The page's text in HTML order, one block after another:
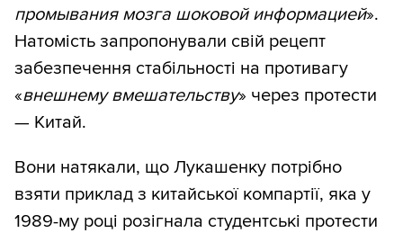
промывания мозга шоковой информацией».
Натомість запропонували свій рецепт
забезпечення стабільності на противагу
«внешнему вмешательству» через протести
— Китай.
Вони натякали, що Лукашенку потрібно
взяти приклад з китайської компартії, яка у
1989-му році розігнала студентські протести